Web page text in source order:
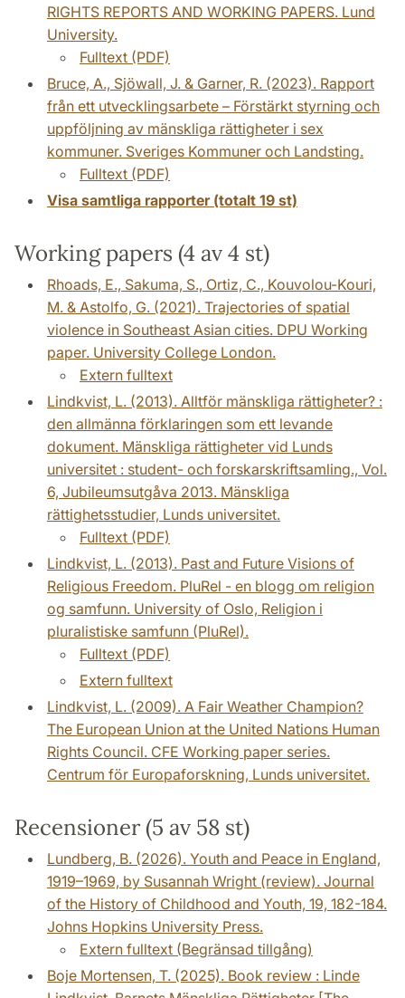
RIGHTS REPORTS AND WORKING PAPERS. Lund
University.
Fulltext (PDF)
Bruce, A., Sjöwall, J. & Garner, R. (2023). Rapport
från ett utvecklingsarbete – Förstärkt styrning och
uppföljning av mänskliga rättigheter i sex
kommuner. Sveriges Kommuner och Landsting.
Fulltext (PDF)
Visa samtliga rapporter (totalt 19 st)
Working papers (4 av 4 st)
Rhoads, E., Sakuma, S., Ortiz, C., Kouvolou-Kouri,
M. & Astolfo, G. (2021). Trajectories of spatial
violence in Southeast Asian cities. DPU Working
paper. University College London.
Extern fulltext
Lindkvist, L. (2013). Alltför mänskliga rättigheter? :
den allmänna förklaringen som ett levande
dokument. Mänskliga rättigheter vid Lunds
universitet : student- och forskarskriftsamling., Vol.
6, Jubileumsutgåva 2013. Mänskliga
rättighetsstudier, Lunds universitet.
Fulltext (PDF)
Lindkvist, L. (2013). Past and Future Visions of
Religious Freedom. PluRel - en blogg om religion
og samfunn. University of Oslo, Religion i
pluralistiske samfunn (PluRel).
Fulltext (PDF)
Extern fulltext
Lindkvist, L. (2009). A Fair Weather Champion?
The European Union at the United Nations Human
Rights Council. CFE Working paper series.
Centrum för Europaforskning, Lunds universitet.
Recensioner (5 av 58 st)
Lundberg, B. (2026). Youth and Peace in England,
1919–1969, by Susannah Wright (review). Journal
of the History of Childhood and Youth, 19, 182-184.
Johns Hopkins University Press.
Extern fulltext (Begränsad tillgång)
Boje Mortensen, T. (2025). Book review : Linde